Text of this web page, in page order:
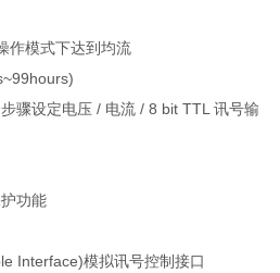
作模式下达到均流
骤设定电压 / 电流 / 8 bit TTL讯号输
功能
Interface)模拟讯号控制接口